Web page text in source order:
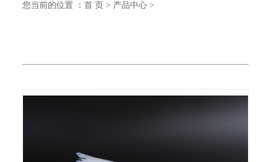
您当前的位置 ：首 页 > 产品中心 >